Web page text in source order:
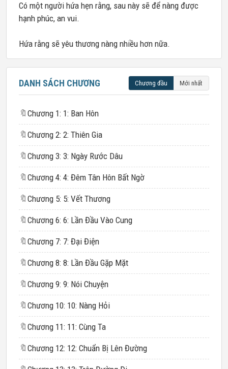
Có một người hứa hẹn rằng, sau này sẽ để nàng được
hạnh phúc, an vui.
Hứa rằng sẽ yêu thương nàng nhiều hơn nữa.
DANH SÁCH CHƯƠNG Chương đầu Mới nhất
🔖 Chương 1: 1: Ban Hôn
🔖 Chương 2: 2: Thiên Gia
🔖 Chương 3: 3: Ngày Rước Dâu
🔖 Chương 4: 4: Đêm Tân Hôn Bất Ngờ
🔖 Chương 5: 5: Vết Thương
🔖 Chương 6: 6: Lần Đầu Vào Cung
🔖 Chương 7: 7: Đại Điện
🔖 Chương 8: 8: Lần Đầu Gặp Mặt
🔖 Chương 9: 9: Nói Chuyện
🔖 Chương 10: 10: Nàng Hỏi
🔖 Chương 11: 11: Cùng Ta
🔖 Chương 12: 12: Chuẩn Bị Lên Đường